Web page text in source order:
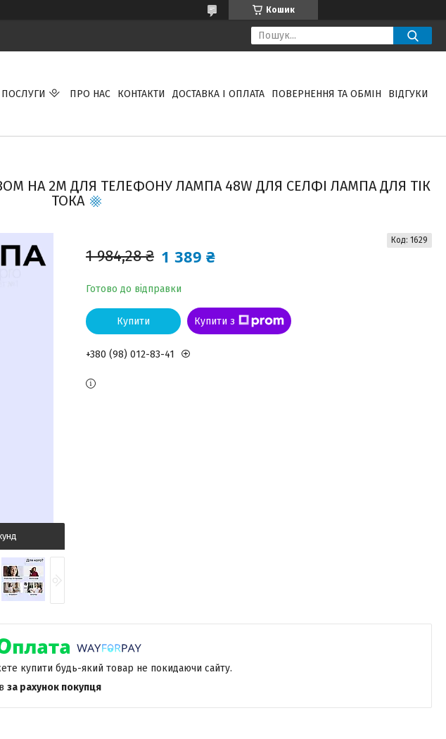
Кошик
ПРО НАС КОНТАКТИ ДОСТАВКА І ОПЛАТА ПОВЕРНЕННЯ ТА ОБМІН ВІДГУКИ
НА 2М ДЛЯ ТЕЛЕФОНУ ЛАМПА 48W ДЛЯ СЕЛФІ ЛАМПА ДЛЯ ТІК
ТОКА
1 984,28 ₴ 1 389 ₴
Готово до відправки
Код: 1629
Купити Купити з
+380 (98) 012-83-41
купити будь-який товар не покидаючи сайту.
за рахунок покупця